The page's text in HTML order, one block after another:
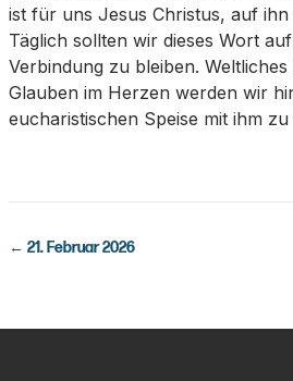
ist für uns Jesus Christus, auf
Täglich sollten wir dieses Wort
Verbindung zu bleiben.
Glauben im Herzen werden wir
eucharistischen Speise mit ihm
← 21. Februar 2026